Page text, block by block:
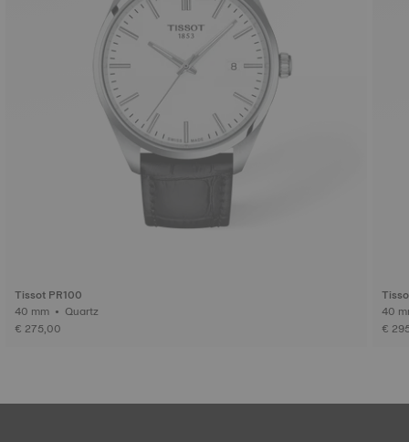
Tissot PR100
40 mm • Quartz
€ 275,00
€